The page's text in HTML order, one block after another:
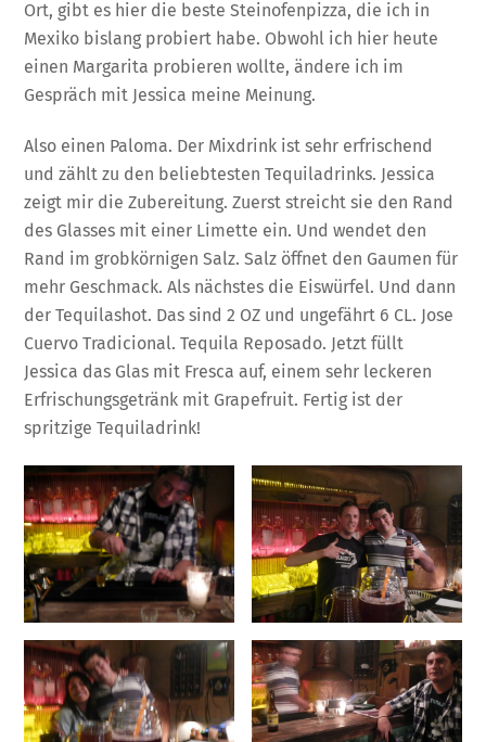
Ort, gibt es hier die beste Steinofenpizza, die ich in
Mexiko bislang probiert habe. Obwohl ich hier heute
einen Margarita probieren wollte, ändere ich im
Gespräch mit Jessica meine Meinung.
Also einen Paloma. Der Mixdrink ist sehr erfrischend
und zählt zu den beliebtesten Tequiladrinks. Jessica
zeigt mir die Zubereitung. Zuerst streicht sie den Rand
des Glasses mit einer Limette ein. Und wendet den
Rand im grobkörnigen Salz. Salz öffnet den Gaumen für
mehr Geschmack. Als nächstes die Eiswürfel. Und dann
der Tequilashot. Das sind 2 OZ und ungefährt 6 CL. Jose
Cuervo Tradicional. Tequila Reposado. Jetzt füllt
Jessica das Glas mit Fresca auf, einem sehr leckeren
Erfrischungsgetränk mit Grapefruit. Fertig ist der
spritzige Tequiladrink!